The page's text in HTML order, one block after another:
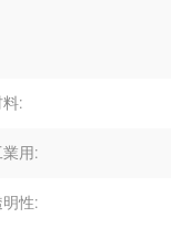
料:
業用:
明性: